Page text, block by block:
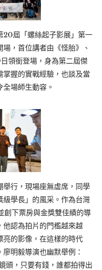
20屆「螺絲起子影展」第一
，首位講者由《怪胎》、
領銜登場，身為第二屆傑
握的實戰經驗，也談及當
場師生動容。
行，現場座無虛席，同學
學長」的風采。作為台灣
下票房與金獎雙佳績的導
他認為拍片的門檻越來越
亮的影像，在這樣的時代
明毅導演也幽默舉例：
頭，只要有錢，誰都拍得出